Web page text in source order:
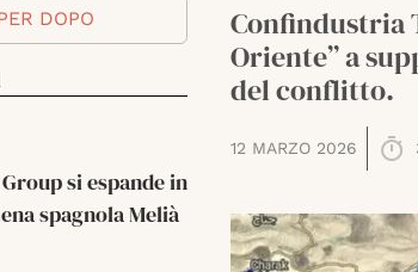
DOPO
si espande in
spagnola Melià
Confindustria
Oriente” a
del conflitto.
12 MARZO 2026